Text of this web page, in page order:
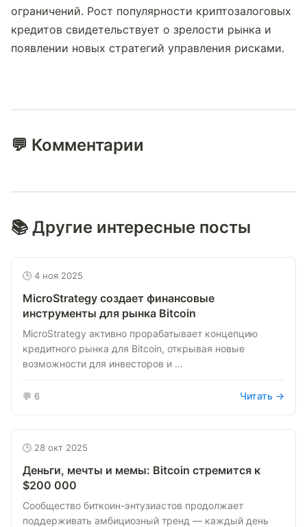
ограничений. Рост популярности криптозалоговых
кредитов свидетельствует о зрелости рынка и
появлении новых стратегий управления рисками.
💬 Комментарии
📚 Другие интересные посты
🕒 4 ноя 2025
MicroStrategy создает финансовые
инструменты для рынка Bitcoin
MicroStrategy активно прорабатывает концепцию
кредитного рынка для Bitcoin, открывая новые
возможности для инвесторов и ...
💬 6 Читать →
🕒 28 окт 2025
Деньги, мечты и мемы: Bitcoin стремится к
$200 000
Сообщество биткоин-энтузиастов продолжает
поддерживать амбициозный тренд — каждый день